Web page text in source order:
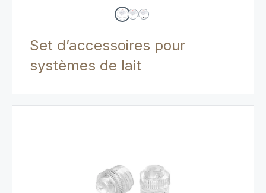
Set d’accessoires pour
systèmes de lait